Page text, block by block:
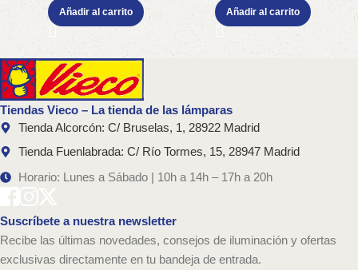
Añadir al carrito
Añadir al carrito
Tiendas Vieco – La tienda de las lámparas
Tienda Alcorcón: C/ Bruselas, 1, 28922 Madrid
Tienda Fuenlabrada: C/ Río Tormes, 15, 28947 Madrid
Horario: Lunes a Sábado | 10h a 14h – 17h a 20h
Suscríbete a nuestra newsletter
Recibe las últimas novedades, consejos de iluminación y ofertas
exclusivas directamente en tu bandeja de entrada.